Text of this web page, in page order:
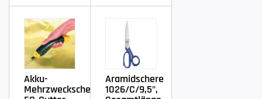
Akku-
Mehrzweckschere
Aramidschere
1026/C/9,5",